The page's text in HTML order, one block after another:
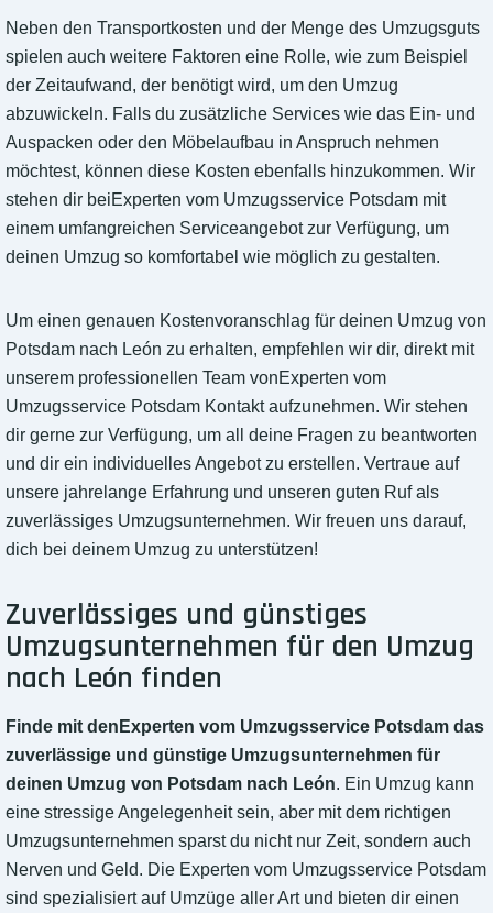
Neben den Transportkosten und der Menge des Umzugsguts
spielen auch weitere Faktoren eine Rolle, wie zum Beispiel
der Zeitaufwand, der benötigt wird, um den Umzug
abzuwickeln. Falls du zusätzliche Services wie das Ein- und
Auspacken oder den Möbelaufbau in Anspruch nehmen
möchtest, können diese Kosten ebenfalls hinzukommen. Wir
stehen dir beiExperten vom Umzugsservice Potsdam mit
einem umfangreichen Serviceangebot zur Verfügung, um
deinen Umzug so komfortabel wie möglich zu gestalten.
Um einen genauen Kostenvoranschlag für deinen Umzug von
Potsdam nach León zu erhalten, empfehlen wir dir, direkt mit
unserem professionellen Team vonExperten vom
Umzugsservice Potsdam Kontakt aufzunehmen. Wir stehen
dir gerne zur Verfügung, um all deine Fragen zu beantworten
und dir ein individuelles Angebot zu erstellen. Vertraue auf
unsere jahrelange Erfahrung und unseren guten Ruf als
zuverlässiges Umzugsunternehmen. Wir freuen uns darauf,
dich bei deinem Umzug zu unterstützen!
Zuverlässiges und günstiges
Umzugsunternehmen für den Umzug
nach León finden
Finde mit denExperten vom Umzugsservice Potsdam das
zuverlässige und günstige Umzugsunternehmen für
deinen Umzug von Potsdam nach León. Ein Umzug kann
eine stressige Angelegenheit sein, aber mit dem richtigen
Umzugsunternehmen sparst du nicht nur Zeit, sondern auch
Nerven und Geld. Die Experten vom Umzugsservice Potsdam
sind spezialisiert auf Umzüge aller Art und bieten dir einen